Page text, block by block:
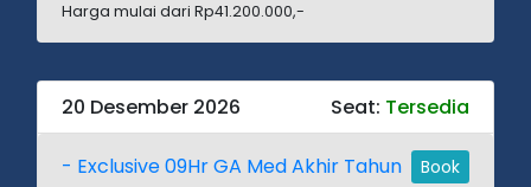
Harga mulai dari Rp41.200.000,-
20 Desember 2026 Seat: Tersedia
- Exclusive 09Hr GA Med Akhir Tahun Book